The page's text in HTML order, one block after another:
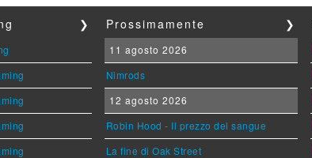
❯ Prossimamente ❯
11 agosto 2026
Nimrods
12 agosto 2026
Robin Hood - Il prezzo del sangue
La fine di Oak Street